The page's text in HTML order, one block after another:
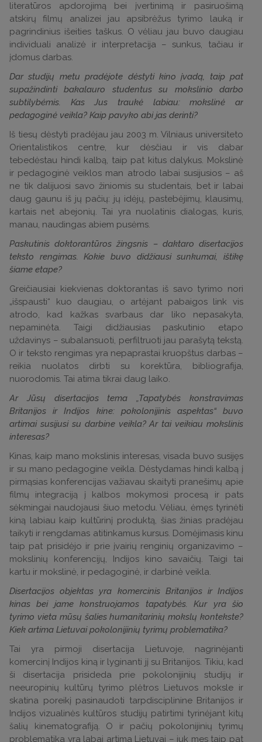
literatūros apdorojimą bei įvertinimą ir pasiruošimą
atskirų filmų analizei jau apsibrėžus tyrimo lauką ir
pagrindinius išeities taškus. O vėliau jau buvo daugiau
individuali analizė ir interpretacija – sunkus, tačiau ir
įdomus darbas.
Dar studijų metu pradėjote dėstyti kino įvadą, taip pat
supažindinti bakalauro studentus su mokslinio darbo
subtilybėmis. Kas Jus traukė labiau: mokslinė ar
pedagoginė veikla? Kaip pavyko abi jas derinti?
Iš tiesų dėstyti pradėjau jau 2003 m. Vilniaus universiteto
Orientalistikos centre, kur dėsčiau ir vis dabar
tebedėstau hindi kalbą, taip pat kitus dalykus. Mokslinė
ir pedagoginė veiklos man atrodo labai susijusios – aš
ne tik dalijuosi savo žiniomis su studentais, bet ir labai
daug gaunu iš jų pačių: jų idėjų, pastebėjimų, klausimų,
kartais net abejonių. Tai yra nuolatinis dialogas, kuris,
manau, naudingas abiem pusėms.
Paskutinis doktorantūros žingsnis – daktaro disertacijos
teksto rengimas. Kokie buvo didžiausi sunkumai, ištikę
šiame etape?
Greičiausiai kiekvienas doktorantas iš savo tyrimo nori
„išspausti“ kuo daugiau, o artėjant pabaigos link vis
atrodo, kad kažkas svarbaus dar liko nepasakyta,
nepaminėta. Taigi didžiausias paskutinio etapo
uždavinys – subalansuoti, perfiltruoti jau parašytą tekstą.
O ir teksto rengimas yra nepaprastai kruopštus darbas –
reikia nuolatos dirbti su korektūra, bibliografija,
nuorodomis. Tai atima tikrai daug laiko.
Ar Jūsų disertacijos tema „Tapatybės konstravimas
Britanijos ir Indijos kine: pokolonijinis aspektas“ buvo
artimai susijusi su darbine veikla? Ar tai veikiau mokslinis
interesas?
Kinas, kaip mano mokslinis interesas, visada buvo susijęs
ir su mano pedagogine veikla. Dėstydamas hindi kalbą į
pirmąsias konferencijas važiavau skaityti pranešimų apie
filmų integraciją į kalbos mokymosi procesą ir pats
sėkmingai naudojausi šiuo metodu. Vėliau, ėmęs tyrinėti
kiną labiau kaip kultūrinį produktą, šias žinias pradėjau
taikyti ir rengdamas atitinkamus kursus. Domėjimasis kinu
taip pat prisidėjo ir prie įvairių renginių organizavimo –
mokslinių konferencijų, Indijos kino savaičių. Taigi tai
kartu ir mokslinė, ir pedagoginė, ir darbinė veikla.
Disertacijos objektas yra komercinis Britanijos ir Indijos
kinas bei jame konstruojamos tapatybės. Kur yra šio
tyrimo vieta mūsų šalies humanitarinių mokslų kontekste?
Kiek artima Lietuvai pokolonijinių tyrimų problematika?
Tai yra pirmoji disertacija Lietuvoje, nagrinėjanti
komercinį Indijos kiną ir lyginanti jį su Britanijos. Tikiu, kad
ši disertacija prisideda prie pokolonijinių studijų ir
neeuropinių kultūrų tyrimo plėtros Lietuvos moksle ir
skatina poreikį pasinaudoti tarpdisciplinine Britanijos ir
Indijos vizualinės kultūros studijų patirtimi tyrinėjant kitų
šalių kinematografiją. O ir pačių pokolonijinių tyrimų
problematika yra labai artima Lietuvai – juk mes taip pat